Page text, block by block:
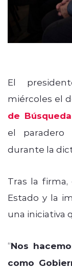
El
miércoles el
de Búsqueda
el paradero
durante la
Tras la
Estado y la
una iniciativa
“Nos
como